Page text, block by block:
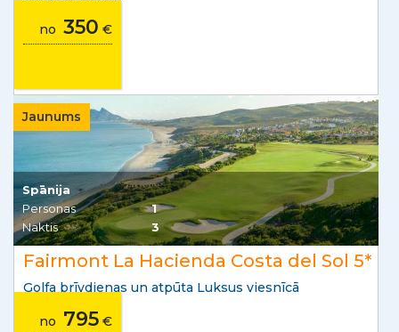
no 350 €
Jaunums
Spānija
Personas
1
Naktis
3
Fairmont La Hacienda Costa del Sol 5*
Golfa brīvdienas un atpūta Luksus viesnīcā
no 795 €